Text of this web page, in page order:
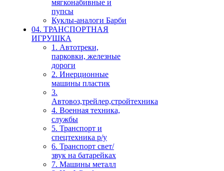
мягконабивные и
пупсы
Куклы-аналоги Барби
04. ТРАНСПОРТНАЯ
ИГРУШКА
1. Автотреки,
парковки, железные
дороги
2. Инерционные
машины пластик
3.
Автовоз,трейлер,стройтехника
4. Военная техника,
службы
5. Транспорт и
спецтехника р/у
6. Транспорт свет/
звук на батарейках
7. Машины металл